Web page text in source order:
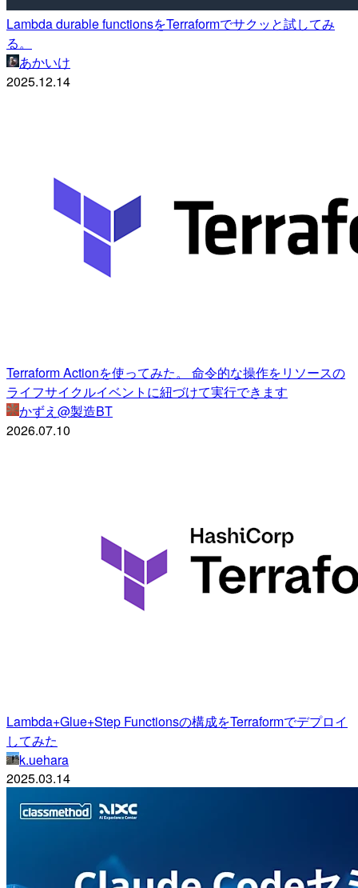
Lambda durable functionsをTerraformでサクッと試してみ
る。
あかいけ
2025.12.14
Terraform Actionを使ってみた。 命令的な操作をリソースの
ライフサイクルイベントに紐づけて実行できます
かずえ@製造BT
2026.07.10
Lambda+Glue+Step Functionsの構成をTerraformでデプロイ
してみた
k.uehara
2025.03.14